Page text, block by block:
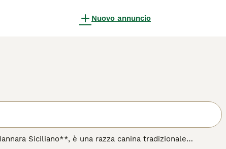
Nuovo annuncio
Siciliano**, è una razza canina tradizionale